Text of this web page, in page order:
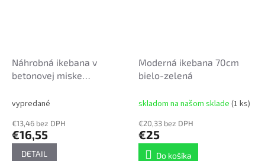
Náhrobná ikebana v
betonovej miske
kvety
vypredané
€13,46 bez DPH
€16,55
DETAIL
Moderná ikebana 70cm
bielo-zelená
skladom na našom sklade (1 ks)
€20,33 bez DPH
€25
Do košíka